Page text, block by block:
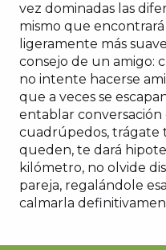
vez dominadas las
mismo que
ligeramente más
consejo de un amigo:
no intente hacerse
que a veces se
entablar conversación
cuadrúpedos, trágate
queden, te dará
kilómetro, no olvide
pareja, regalándole
calmarla